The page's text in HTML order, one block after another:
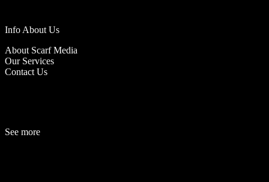
Info About Us
About Scarf Media
Our Services
Contact Us
See more